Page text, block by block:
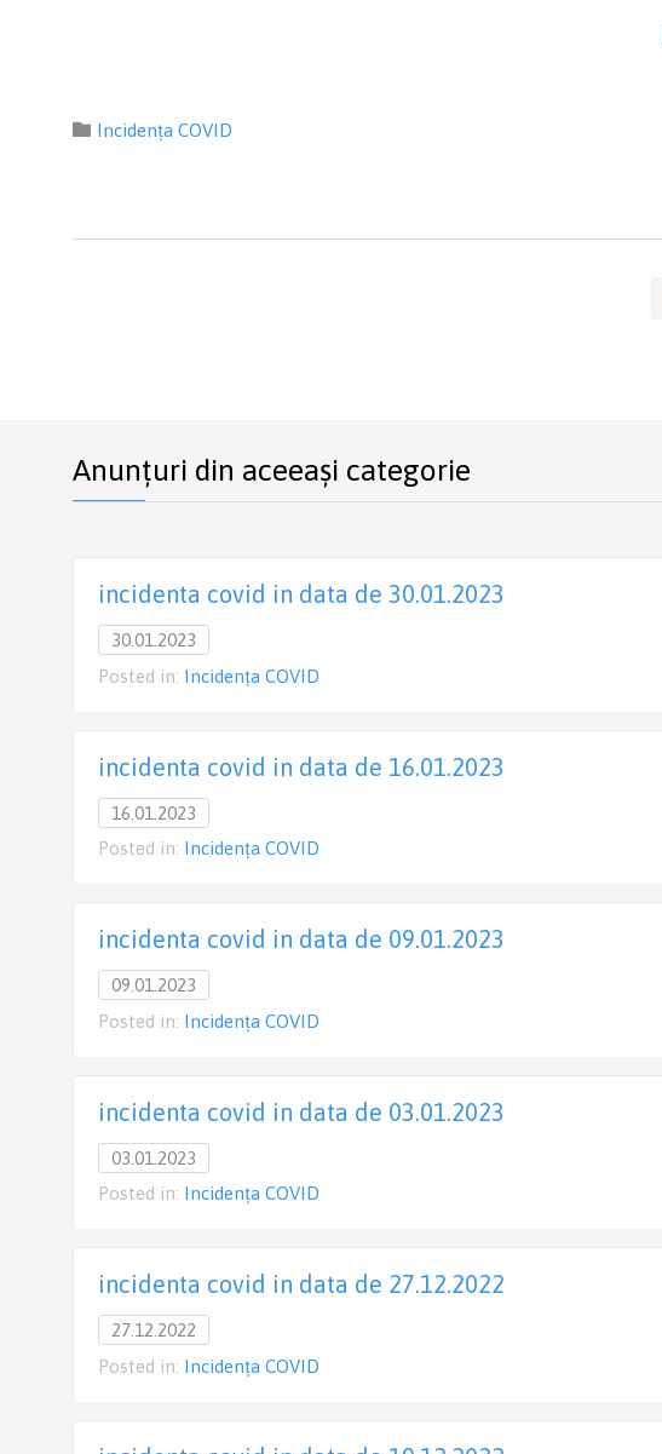
 Category
Incidența COVID
Anunțuri din aceeași categorie
incidenta covid in data de 30.01.2023
30.01.2023
Posted in: Incidența COVID
incidenta covid in data de 16.01.2023
16.01.2023
Posted in: Incidența COVID
incidenta covid in data de 09.01.2023
09.01.2023
Posted in: Incidența COVID
incidenta covid in data de 03.01.2023
03.01.2023
Posted in: Incidența COVID
incidenta covid in data de 27.12.2022
27.12.2022
Posted in: Incidența COVID